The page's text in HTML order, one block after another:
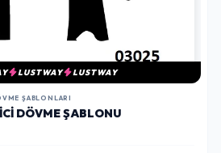
LUSTWAY LUSTWAY
ŞABLONLARI
DÖVME ŞABLONU